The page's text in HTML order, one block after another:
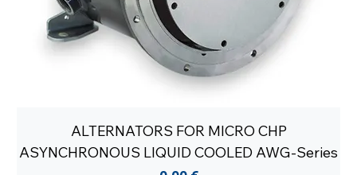
ALTERNATORS FOR MICRO CHP
ASYNCHRONOUS LIQUID COOLED AWG-Series